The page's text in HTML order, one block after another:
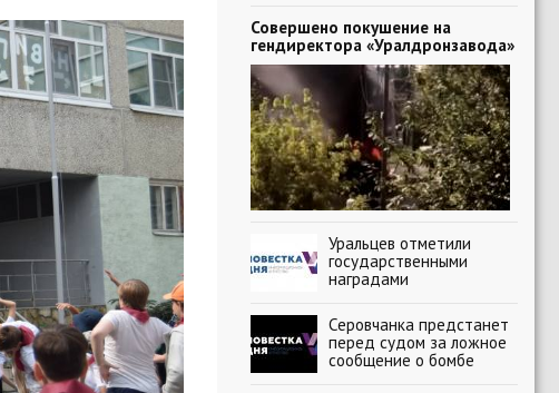
Совершено покушение на
гендиректора «Уралдронзавода»
Уральцев отметили
государственными
наградами
Серовчанка предстанет
перед судом за ложное
сообщение о бомбе